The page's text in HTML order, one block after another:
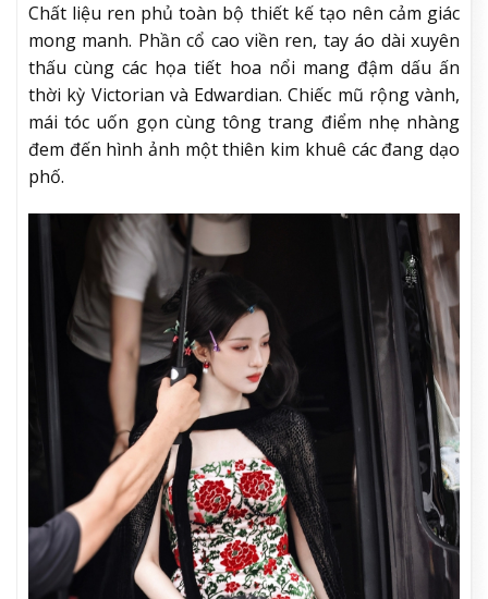
Chất liệu ren phủ toàn bộ thiết kế tạo nên cảm giác
mong manh. Phần cổ cao viền ren, tay áo dài xuyên
thấu cùng các họa tiết hoa nổi mang đậm dấu ấn
thời kỳ Victorian và Edwardian. Chiếc mũ rộng vành,
mái tóc uốn gọn cùng tông trang điểm nhẹ nhàng
đem đến hình ảnh một thiên kim khuê các đang dạo
phố.